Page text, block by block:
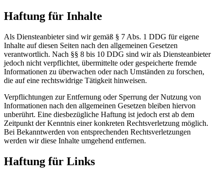
Haftung für Inhalte
Als Diensteanbieter sind wir gemäß § 7 Abs. 1 DDG für eigene
Inhalte auf diesen Seiten nach den allgemeinen Gesetzen
verantwortlich. Nach §§ 8 bis 10 DDG sind wir als Diensteanbieter
jedoch nicht verpflichtet, übermittelte oder gespeicherte fremde
Informationen zu überwachen oder nach Umständen zu forschen,
die auf eine rechtswidrige Tätigkeit hinweisen.
Verpflichtungen zur Entfernung oder Sperrung der Nutzung von
Informationen nach den allgemeinen Gesetzen bleiben hiervon
unberührt. Eine diesbezügliche Haftung ist jedoch erst ab dem
Zeitpunkt der Kenntnis einer konkreten Rechtsverletzung möglich.
Bei Bekanntwerden von entsprechenden Rechtsverletzungen
werden wir diese Inhalte umgehend entfernen.
Haftung für Links